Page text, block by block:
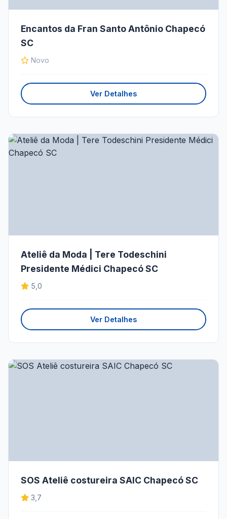
Encantos da Fran Santo Antônio Chapecó
SC
Novo
Ver Detalhes
Ateliê da Moda | Tere Todeschini
Presidente Médici Chapecó SC
5,0
Ver Detalhes
SOS Ateliê costureira SAIC Chapecó SC
3,7